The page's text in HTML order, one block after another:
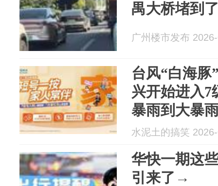
禺大桥堵到
广州楼市发布
台风“白海豚
兴开始进入7
暴雨到大暴
水泥土的搞笑
华快一期这
引来了→